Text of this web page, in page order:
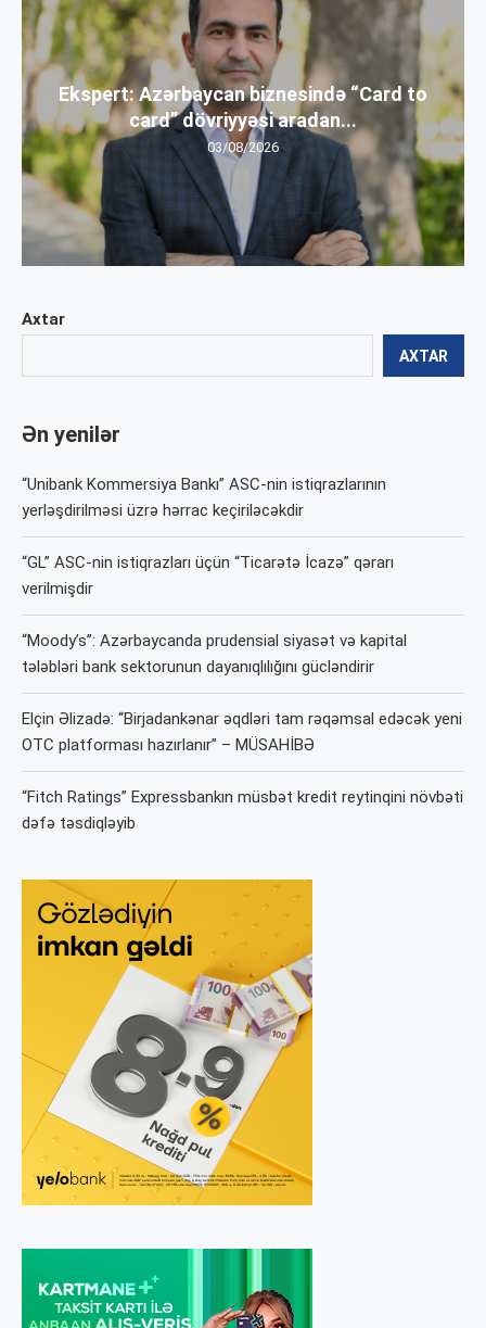
Axtar
AXTAR
Ən yenilər
“Unibank Kommersiya Bankı” ASC-nin istiqrazlarının
yerləşdirilməsi üzrə hərrac keçiriləcəkdir
“GL” ASC-nin istiqrazları üçün “Ticarətə İcazə” qərarı
verilmişdir
“Moody’s”: Azərbaycanda prudensial siyasət və kapital
tələbləri bank sektorunun dayanıqlılığını gücləndirir
Elçin Əlizadə: “Birjadankənar əqdləri tam rəqəmsal edəcək yeni
OTC platforması hazırlanır” – MÜSAHİBƏ
“Fitch Ratings” Expressbankın müsbət kredit reytinqini növbəti
dəfə təsdiqləyib
Ekspert: Azərbaycan biznesində “Card to
card” dövriyyəsi aradan...
03/08/2026